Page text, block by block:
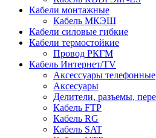
Кабели монтажные
Кабель МКЭШ
Кабели силовые гибкие
Кабели термостойкие
Провод РКГМ
Кабель Интернет/TV
Аксессуары телефонные
Аксесуары
Делители, разъемы,
Кабель FTP
Кабель RG
Кабель SAT